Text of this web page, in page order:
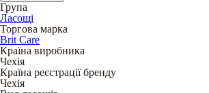
Група
Ласощі
Торгова марка
Brit Care
Країна виробника
Чехія
Країна реєстрації бренду
Чехія